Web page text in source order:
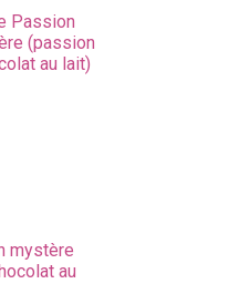
Passion
(passion
au lait)
mystère
au